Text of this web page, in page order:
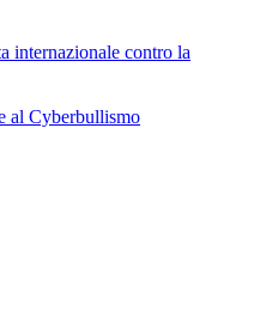
internazionale contro la
al Cyberbullismo